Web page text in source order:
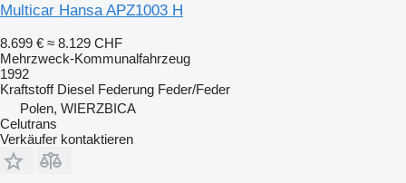
Multicar Hansa APZ1003 H
8.699 € ≈ 8.129 CHF
Mehrzweck-Kommunalfahrzeug
1992
Kraftstoff Diesel Federung Feder/Feder
Polen, WIERZBICA
Celutrans
Verkäufer kontaktieren